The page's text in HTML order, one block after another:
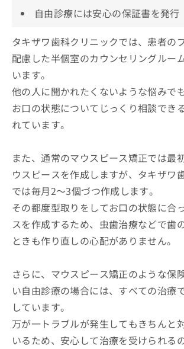
自由診療には安心の保証書を発行
タキザワ歯科クリニックでは、患者の
配慮した半個室のカウンセリングルー
います。
他の人に聞かれたくないような悩みで
お口の状態についてじっくり相談でき
れています。
また、通常のマウスピース矯正では最
ウスピースを作成しますが、タキザワ
では毎月2～3個づつ作成します。
その都度型取りをしてお口の状態に合
スを作成するため、虫歯治療などで歯
ときも作り直しの心配がありません。
さらに、マウスピース矯正のような保
い自由診療の場合には、すべての治療
しています。
万が一トラブルが発生してもきちんと
いるため、安心して治療を受けられる